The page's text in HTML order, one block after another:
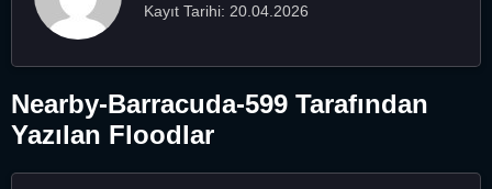
Kayıt Tarihi: 20.04.2026
Nearby-Barracuda-599 Tarafından
Yazılan Floodlar